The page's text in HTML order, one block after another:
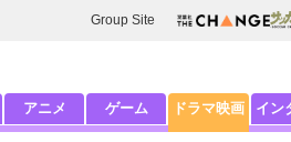
Group Site
アニメ ゲーム ドラマ映画 イン